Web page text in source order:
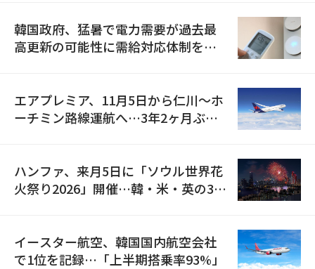
韓国政府、猛暑で電力需要が過去最
高更新の可能性に需給対応体制を点
エアプレミア、11月5日から仁川〜ホ
ーチミン路線運航へ…3年2ヶ月ぶり
ハンファ、来月5日に「ソウル世界花
火祭り2026」開催…韓・米・英の3カ
イースター航空、韓国国内航空会社
で1位を記録…「上半期搭乗率93%」